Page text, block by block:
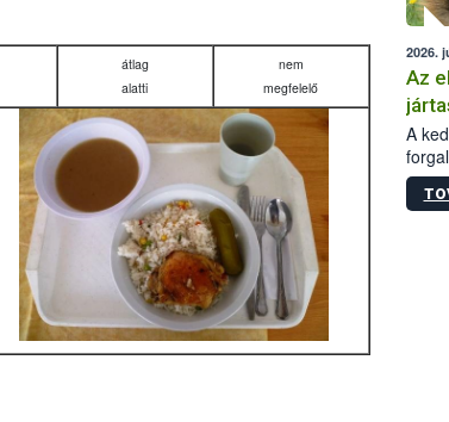
átlag
alatti
nem
megfelelő
2026.
Az
A